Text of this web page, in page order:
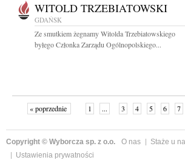
WITOLD TRZEBIATOWSKI
GDAŃSK
Ze smutkiem żegnamy Witolda Trzebiatowskiego
byłego Członka Zarządu Ogólnopolskiego...
« poprzednie 1 ... 3 4 5 6 7
Copyright © Wyborcza sp. z o.o. O nas Staże u
Ustawienia prywatności